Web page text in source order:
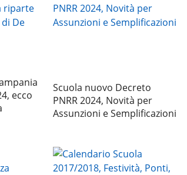
ecco
Scuola nuovo Decreto
PNRR 2024, Novità per
Assunzioni e Semplificazioni